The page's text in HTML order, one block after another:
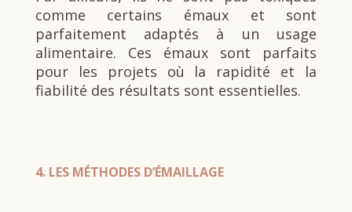
comme certains émaux et sont
parfaitement adaptés à un usage
alimentaire. Ces émaux sont parfaits
pour les projets où la rapidité et la
fiabilité des résultats sont essentielles.
4.LES MÉTHODES D’ÉMAILLAGE